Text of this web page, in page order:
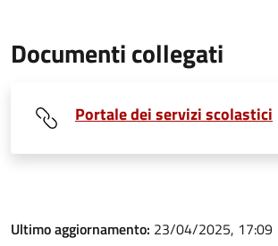
Documenti collegati
Portale dei servizi scolastici
Ultimo aggiornamento: 23/04/2025, 17:09